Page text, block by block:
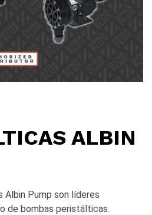
ALBIN
Albin Pump son líderes
de bombas peristálticas.